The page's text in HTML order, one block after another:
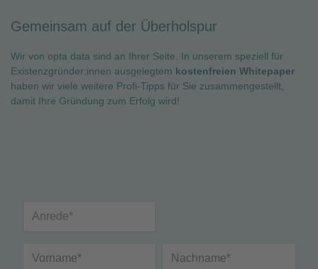
Gemeinsam auf der Überholspur
Wir von opta data sind an Ihrer Seite. In unserem speziell für
Existenzgründer:innen ausgelegtem kostenfreien Whitepaper
haben wir viele weitere Profi-Tipps für Sie zusammengestellt,
damit Ihre Gründung zum Erfolg wird!